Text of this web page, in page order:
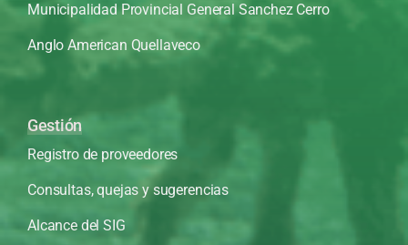
Municipalidad Provincial General Sanchez Cerro
Anglo American Quellaveco
Gestión
Registro de proveedores
Consultas, quejas y sugerencias
Alcance del SIG